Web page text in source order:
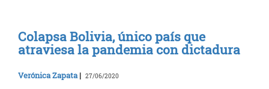
Colapsa Bolivia, único país que
atraviesa la pandemia con dictadura
Verónica Zapata | 27/06/2020